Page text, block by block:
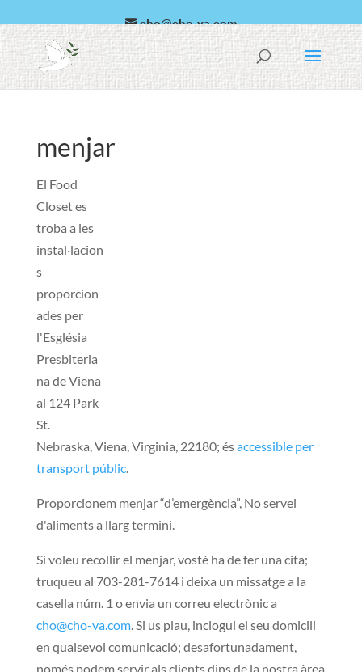
cho@cho-va.com
àrab
espanyol
menjar
El Food
Closet es
troba a les
instal·lacion
s
proporcion
ades per
l'Església
Presbiteria
na de Viena
al 124 Park
St.
Nebraska, Viena, Virginia, 22180; ésaccessible per
transport públic.
Proporcionem menjar “d’emergència”, No servei
d'aliments a llarg termini.
Si voleu recollir el menjar, vostè ha de fer una cita;
truqueu al 703-281-7614 i deixa un missatge a la
casella núm. 1 o envia un correu electrònic a
cho@cho-va.com. Si us plau, inclogui el seu domicili
en qualsevol comunicació; desafortunadament,
només podem servir als clients dins de la nostra àrea